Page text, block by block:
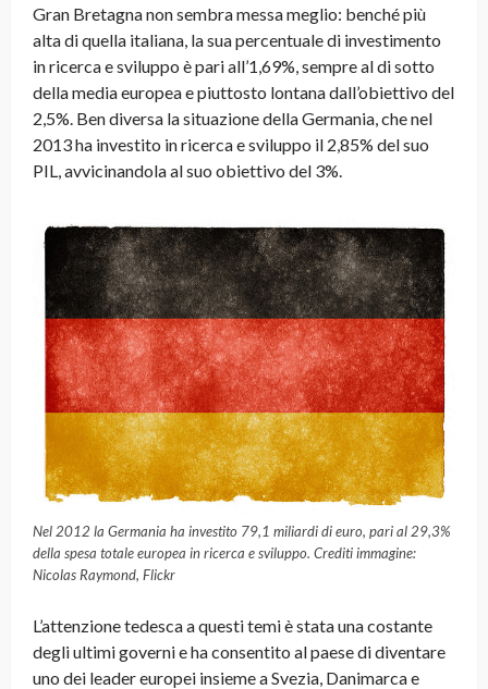
Gran Bretagna non sembra messa meglio: benché più
alta di quella italiana, la sua percentuale di investimento
in ricerca e sviluppo è pari all’1,69%, sempre al di sotto
della media europea e piuttosto lontana dall’obiettivo del
2,5%. Ben diversa la situazione della Germania, che nel
2013 ha investito in ricerca e sviluppo il 2,85% del suo
PIL, avvicinandola al suo obiettivo del 3%.
Nel 2012 la Germania ha investito 79,1 miliardi di euro, pari al 29,3%
della spesa totale europea in ricerca e sviluppo. Crediti immagine:
Nicolas Raymond, Flickr
L’attenzione tedesca a questi temi è stata una costante
degli ultimi governi e ha consentito al paese di diventare
uno dei leader europei insieme a Svezia, Danimarca e